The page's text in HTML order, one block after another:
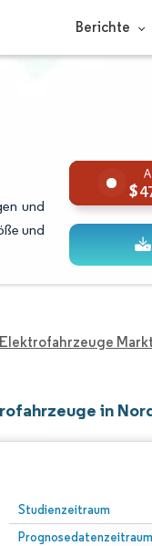
Berichte
und
und
Markt
in
Studienzeitraum
Prognosedatenzeitraum